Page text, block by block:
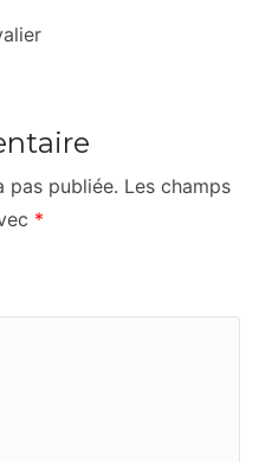
pas publiée. Les champs
*